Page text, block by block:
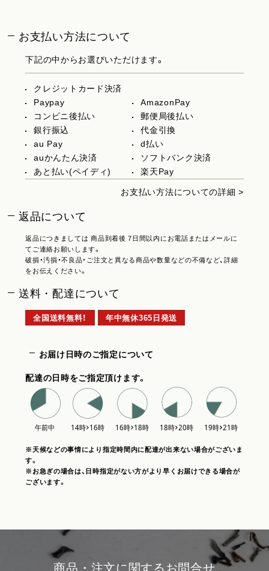
お支払い方法について
下記の中からお選びいただけます。
クレジットカード決済
Paypay
AmazonPay
コンビニ後払い
郵便局後払い
銀行振込
代金引換
au Pay
d払い
auかんたん決済
ソフトバンク決済
あと払い(ペイディ)
楽天Pay
お支払い方法についての詳細 >
返品について
返品につきましては 商品到着後 7日間以内にお電話またはメールに
てご連絡お願いします。
破損・汚損・不良品・ご注文と異なる商品や数量などの不備など、詳細
をお伝えください。
送料・配達について
全国送料無料！ 年中無休365日発送
お届け日時のご指定について
配達の日時をご指定頂けます。
※天候などの事情により指定時間内に配達が出来ない場合がございま
す。
※お急ぎの場合は、日時指定がない方がより早くお届けできる場合が
ございます。
商品・注文に関するお問合せ